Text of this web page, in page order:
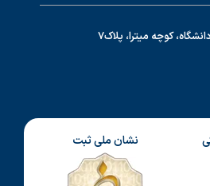
کوچه میترا، پلاک7
نشان ملی ثبت